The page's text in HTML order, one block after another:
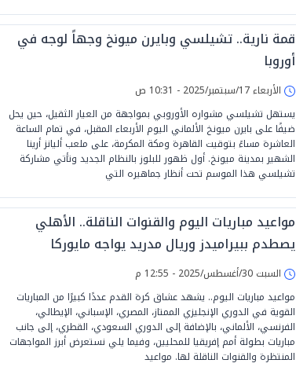
قمة نارية.. تشيلسي وبايرن ميونخ وجهاً لوجه في
أوروبا
الأربعاء 17/سبتمبر/2025 - 10:31 ص
يستهل تشيلسي مشواره الأوروبي بمواجهة من العيار الثقيل، حين يحل
ضيفًا على بايرن ميونخ الألماني اليوم الأربعاء المقبل، في تمام الساعة
العاشرة مساءً بتوقيت القاهرة ومكة المكرمة، على ملعب أليانز أرينا
الشهير بمدينة ميونخ. أول ظهور للبلوز بالنظام الجديد وتأتي مشاركة
تشيلسي هذا الموسم تحت أنظار جماهيره التي
مواعيد مباريات اليوم والقنوات الناقلة.. الأهلي
يصطدم ببيراميدز وريال مدريد يواجه مايوركا
السبت 30/أغسطس/2025 - 12:55 م
مواعيد مباريات اليوم.. يشهد عشاق كرة القدم عددًا كبيرًا من المباريات
القوية في الدوري الإنجليزي الممتاز، المصري، الإسباني، الإيطالي،
الفرنسي، الألماني، بالإضافة إلى الدوري السعودي، القطري، إلى جانب
مباريات بطولة أمم إفريقيا للمحليين، وفيما يلي نستعرض أبرز المواجهات
المنتظرة والقنوات الناقلة لها. مواعيد